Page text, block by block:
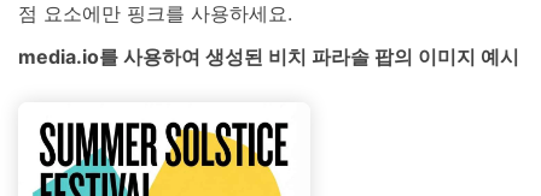
점 요소에만 핑크를 사용하세요.
media.io를 사용하여 생성된 비치 파라솔 팝의 이미지 예시